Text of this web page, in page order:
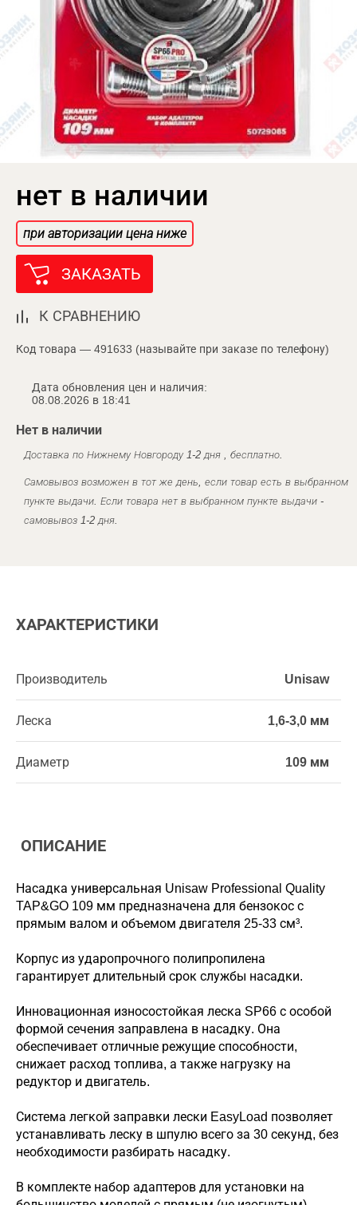
нет в наличии
при авторизации цена ниже
ЗАКАЗАТЬ
К СРАВНЕНИЮ
Код товара — 491633 (называйте при заказе по телефону)
Дата обновления цен и наличия:
08.08.2026 в 18:41
Нет в наличии
Доставка по Нижнему Новгороду 1-2 дня , бесплатно.
Самовывоз возможен в тот же день, если товар есть в выбранном
пункте выдачи. Если товара нет в выбранном пункте выдачи -
самовывоз 1-2 дня.
ХАРАКТЕРИСТИКИ
Производитель Unisaw
Леска 1,6-3,0 мм
Диаметр 109 мм
ОПИСАНИЕ
Насадка универсальная Unisaw Professional Quality
TAP&GO 109 мм предназначена для бензокос с
прямым валом и объемом двигателя 25-33 см³.
Корпус из ударопрочного полипропилена
гарантирует длительный срок службы насадки.
Инновационная износостойкая леска SP66 с особой
формой сечения заправлена в насадку. Она
обеспечивает отличные режущие способности,
снижает расход топлива, а также нагрузку на
редуктор и двигатель.
Система легкой заправки лески EasyLoad позволяет
устанавливать леску в шпулю всего за 30 секунд, без
необходимости разбирать насадку.
В комплекте набор адаптеров для установки на